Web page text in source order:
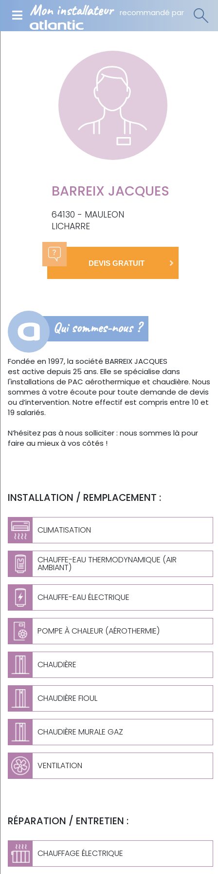
Mon installateur recommandé par
BARREIX JACQUES
64130 - MAULEON
LICHARRE
DEVIS GRATUIT
Qui sommes-nous ?
Fondée en 1997, la société BARREIX JACQUES
est active depuis 25 ans. Elle se spécialise dans
l'installations de PAC aérothermique et chaudière. Nous
sommes à votre écoute pour toute demande de devis
ou d’intervention. Notre effectif est compris entre 10 et
19 salariés.
N’hésitez pas à nous solliciter : nous sommes là pour
faire au mieux à vos côtés !
INSTALLATION / REMPLACEMENT :
CLIMATISATION
CHAUFFE-EAU THERMODYNAMIQUE (AIR
AMBIANT)
CHAUFFE-EAU ÉLECTRIQUE
POMPE À CHALEUR (AÉROTHERMIE)
CHAUDIÈRE
CHAUDIÈRE FIOUL
CHAUDIÈRE MURALE GAZ
VENTILATION
RÉPARATION / ENTRETIEN :
CHAUFFAGE ÉLECTRIQUE